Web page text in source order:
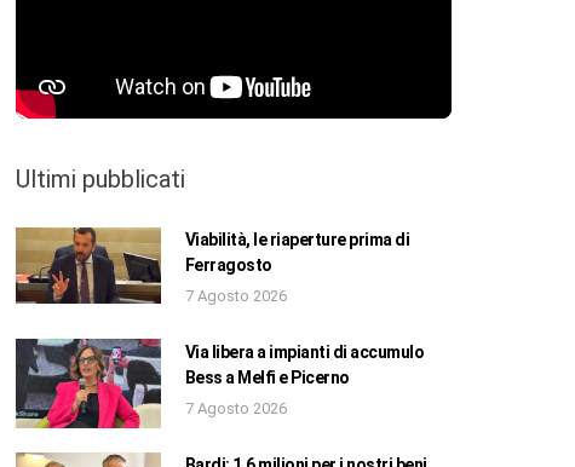
Ultimi pubblicati
Viabilità, le riaperture prima di
Ferragosto
7 Agosto 2026
Via libera a impianti di accumulo
Bess a Melfi e Picerno
7 Agosto 2026